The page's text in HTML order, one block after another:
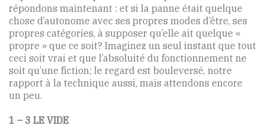
répondons maintenant : et si la panne était quelque
chose d’autonome avec ses propres modes d’être, ses
propres catégories, à supposer qu’elle ait quelque «
propre » que ce soit? Imaginez un seul instant que tout
ceci soit vrai et que l’absoluité du fonctionnement ne
soit qu’une fiction; le regard est bouleversé, notre
rapport à la technique aussi, mais attendons encore
un peu.
1 – 3 LE VIDE